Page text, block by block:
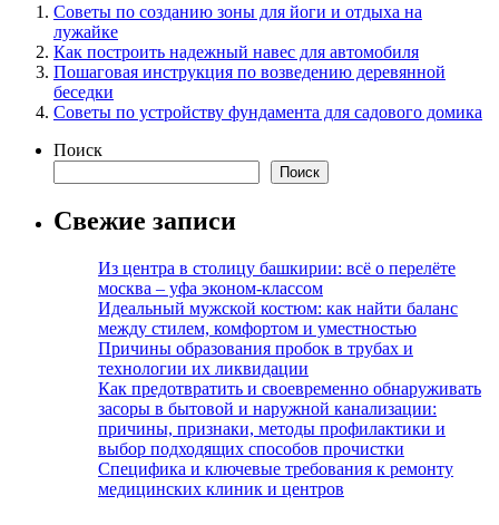
Советы по созданию зоны для йоги и отдыха на
лужайке
Как построить надежный навес для автомобиля
Пошаговая инструкция по возведению деревянной
беседки
Советы по устройству фундамента для садового домика
Поиск
Поиск
Свежие записи
Из центра в столицу башкирии: всё о перелёте
москва – уфа эконом-классом
Идеальный мужской костюм: как найти баланс
между стилем, комфортом и уместностью
Причины образования пробок в трубах и
технологии их ликвидации
Как предотвратить и своевременно обнаруживать
засоры в бытовой и наружной канализации:
причины, признаки, методы профилактики и
выбор подходящих способов прочистки
Специфика и ключевые требования к ремонту
медицинских клиник и центров